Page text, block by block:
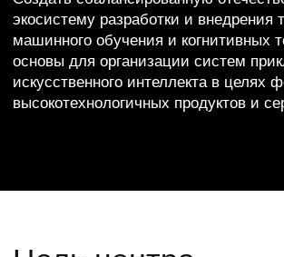
Университетом ИТМО устойчивого
лидерства на рынке технологий
прикладного ИИ за счет уникальной
экосистемы развития и тиражирования
научного задела, созданного
в Исследовательском центре «Сильный ИИ
Выполнение ОКР в целях разработки